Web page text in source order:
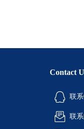
Contact
联系
联